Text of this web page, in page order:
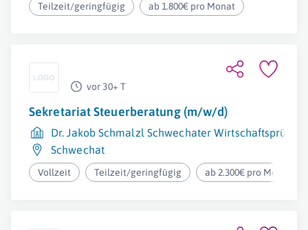
Teilzeit/geringfügig ab 1.800€ pro Monat
vor 30+ T
Sekretariat Steuerberatung (m/w/d)
Dr. Jakob Schmalzl Schwechater
Schwechat
Vollzeit Teilzeit/geringfügig ab 2.300€ pro Monat